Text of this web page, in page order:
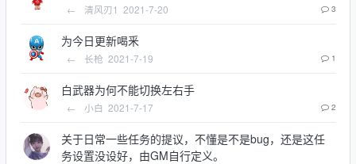
← 清风刃1 2021-7-20 3
为今日更新喝釆
← 长枪 2021-7-19 1
白武器为何不能切换左右手
← 小白 2021-7-17 2
关于日常一些任务的提议，不懂是不是bug，还是这任
务设置没设好，由GM自行定义。